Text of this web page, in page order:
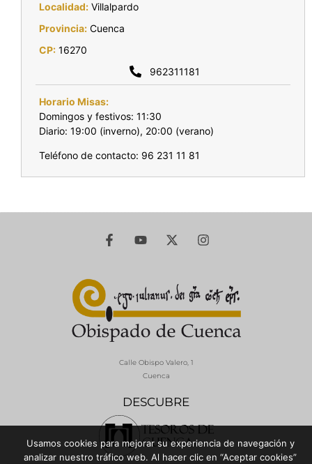
Localidad: Villalpardo
Provincia: Cuenca
CP: 16270
962311181
Horario Misas:
Domingos y festivos: 11:30
Diario: 19:00 (inverno), 20:00 (verano)
Teléfono de contacto: 96 231 11 81
DESCUBRE
Calle Obispo Valero, 1
Cuenca
Usamos cookies para mejorar su experiencia de navegación y
analizar nuestro tráfico web. Al hacer clic en “Aceptar cookies”